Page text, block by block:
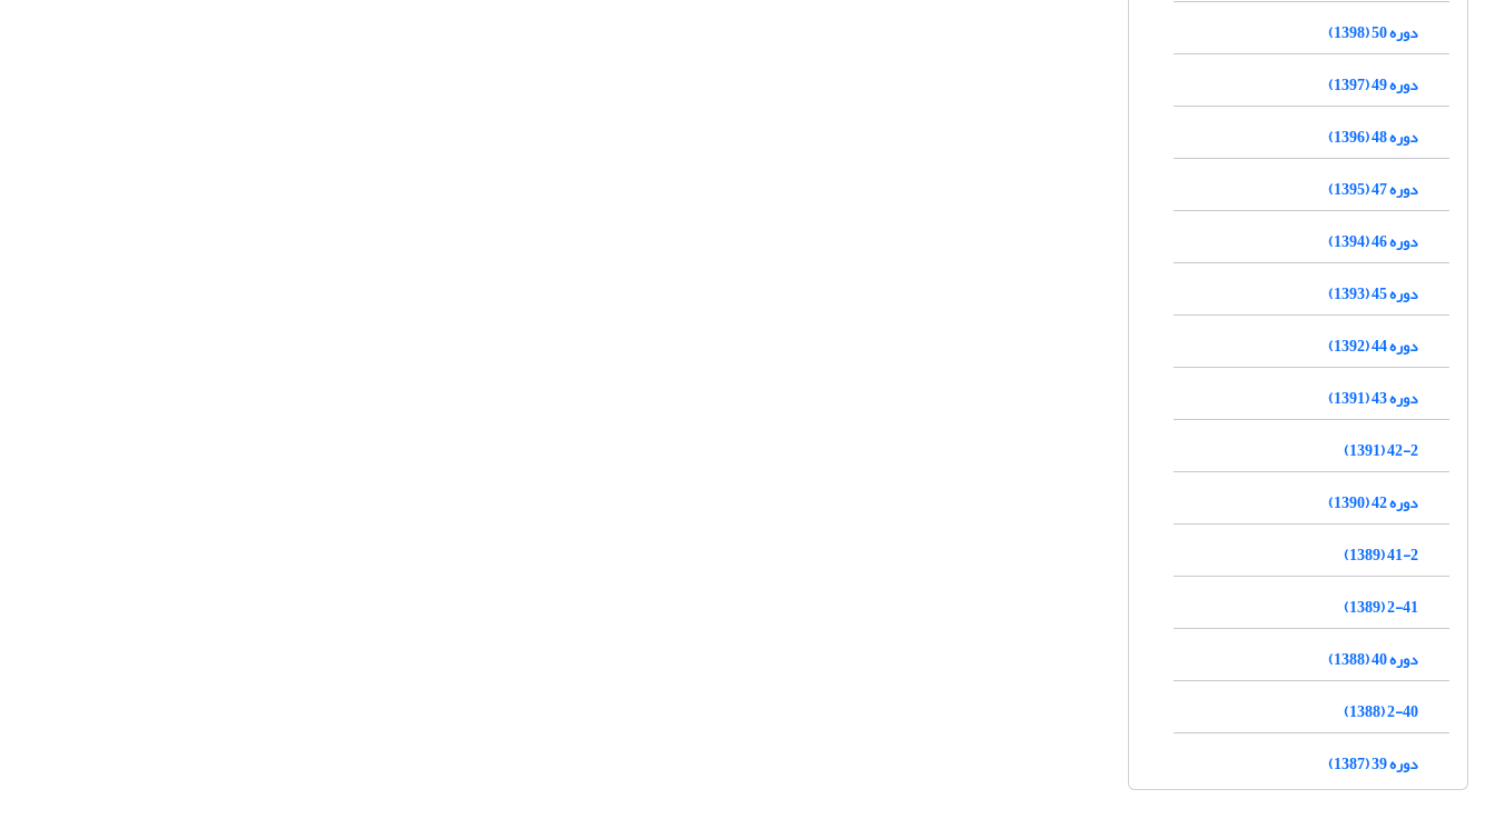
دوره 50 (1398)
دوره 49 (1397)
دوره 48 (1396)
دوره 47 (1395)
دوره 46 (1394)
دوره 45 (1393)
دوره 44 (1392)
دوره 43 (1391)
42-2 (1391)
دوره 42 (1390)
41-2 (1389)
2-41 (1389)
دوره 40 (1388)
2-40 (1388)
دوره 39 (1387)